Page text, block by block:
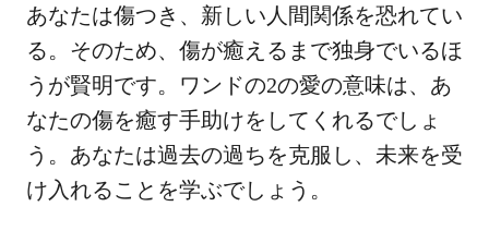
あなたは傷つき、新しい人間関係を恐れてい
る。そのため、傷が癒えるまで独身でいるほ
うが賢明です。ワンドの2の愛の意味は、あ
なたの傷を癒す手助けをしてくれるでしょ
う。あなたは過去の過ちを克服し、未来を受
け入れることを学ぶでしょう。